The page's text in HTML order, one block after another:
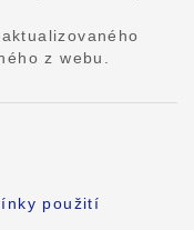
z webu.
použití